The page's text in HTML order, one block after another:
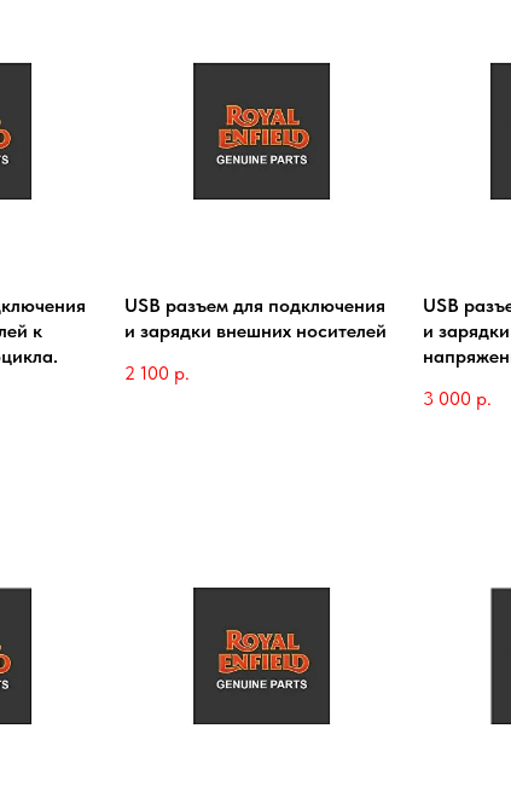
к
USB разъем для подключения
и зарядки внешних носителей
2 100 р.
USB
и
3 000 р.